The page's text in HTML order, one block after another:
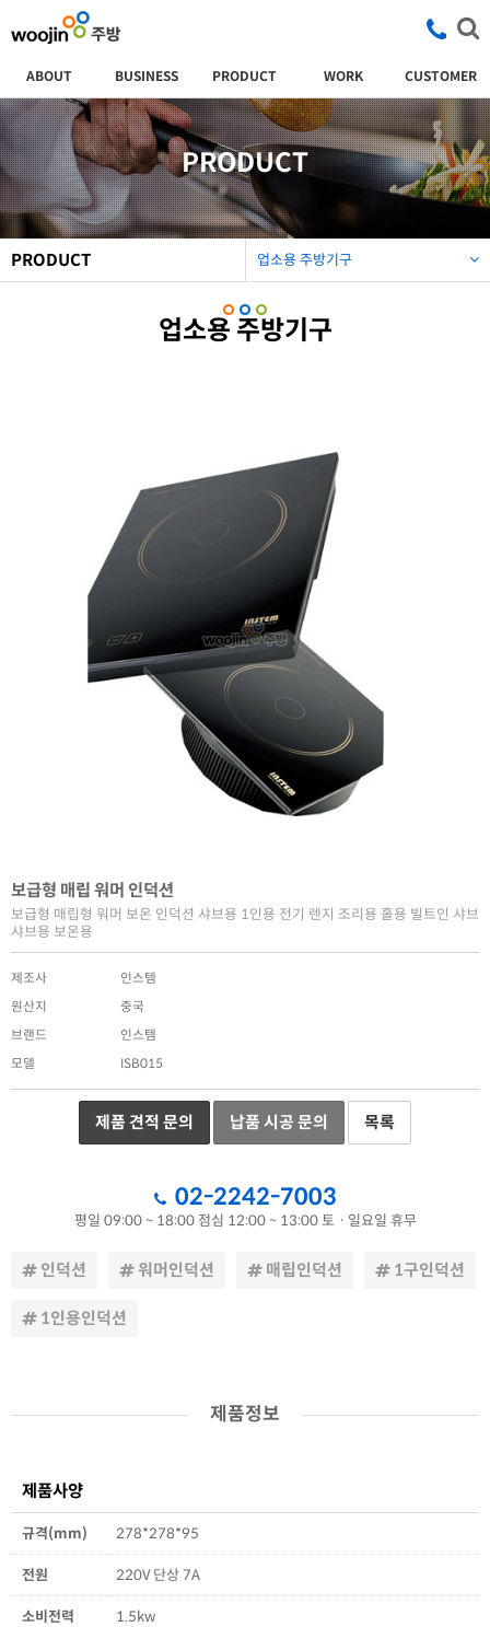
ABOUT BUSINESS PRODUCT WORK CUSTOMER
PRODUCT
PRODUCT 업소용 주방기구
업소용 주방기구
보급형 매립 워머 인덕션
보급형 매립형 워머 보온 인덕션 샤브용 1인용 전기 렌지 조리용 홀용 빌트인 샤브
샤브용 보온용
제조사
인스템
원산지
중국
브랜드
인스템
모델
ISB015
제품 견적 문의 납품 시공 문의 목록
02-2242-7003
평일 09:00 ~ 18:00 점심 12:00 ~ 13:00 토ㆍ일요일 휴무
인덕션 워머인덕션 매립인덕션 1구인덕션
1인용인덕션
제품정보
제품사양
규격(mm) 278*278*95
전원 220V 단상 7A
소비전력 1.5kw